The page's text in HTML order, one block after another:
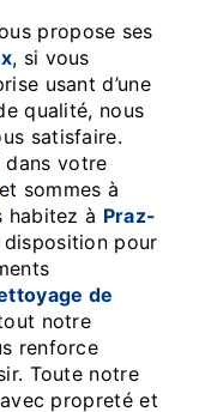
propose ses
, si vous
usant d’une
qualité, nous
satisfaire.
dans votre
et sommes à
habitez à Praz-
disposition pour
de
notre
renforce
Toute notre
propreté et